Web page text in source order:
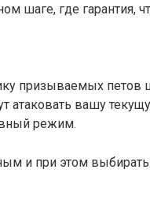
шаге, где гарантия,
призываемых петов
атаковать вашу
режим.
и при этом